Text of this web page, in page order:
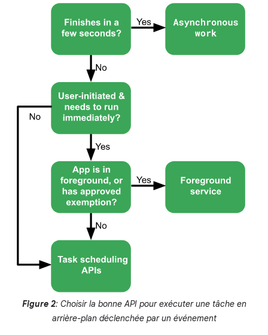
Figure 2: Choisir la bonne API pour exécuter une tâche en
arrière-plan déclenchée par un événement